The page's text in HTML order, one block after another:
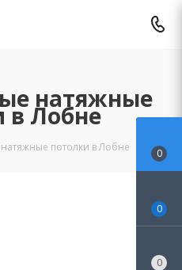
натяжные
в Лобне
потолки в Лобне 0
0
0